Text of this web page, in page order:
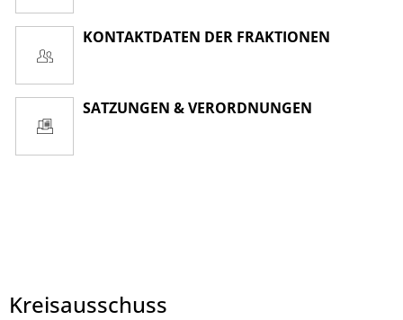
KONTAKTDATEN DER FRAKTIONEN
SATZUNGEN & VERORDNUNGEN
Kreisausschuss